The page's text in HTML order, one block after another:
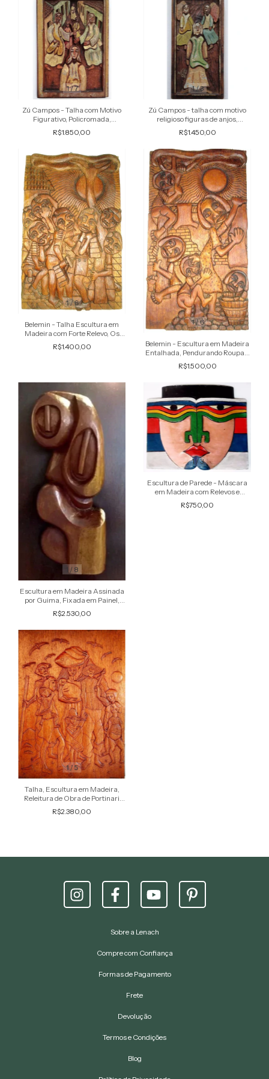
1/7
Zú Campos - Talha com Motivo
Figurativo, Policromada,
Assinada
R$1.850,00
1/3
Zú Campos - talha com motivo
religioso figuras de anjos,
policromada, assinada
R$1.450,00
1/6
Belemin - Talha Escultura em
Madeira com Forte Relevo, Os
Engraxates, Assinada, 1975 -
50x31cm
R$1.400,00
1/6
Belemin - Escultura em Madeira
Entalhada, Pendurando Roupas,
Assinada, 1975
R$1.500,00
1 / 8
Escultura em Madeira Assinada
por Guima, Fixada em Painel,
R$2.530,00
1 /3
Escultura de Parede - Máscara
em Madeira com Relevos e
Policromia 32x26cm
R$750,00
1/5
Talha, Escultura em Madeira,
Releitura de Obra de Portinari
Assinada
R$2.380,00
Sobre a Lenach
Compre com Confiança
Formas de Pagamento
Frete
Devolução
Termos e Condições
Blog